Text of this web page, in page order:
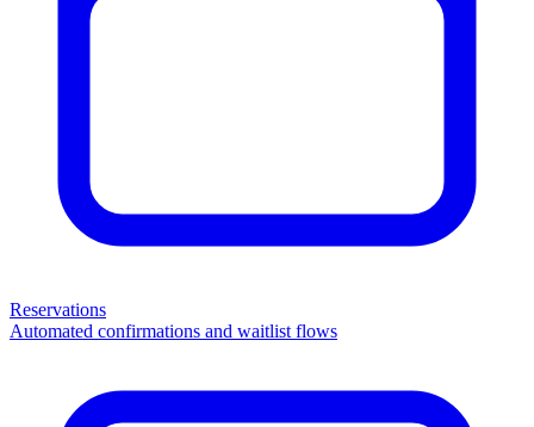
Reservations
Automated confirmations and waitlist flows